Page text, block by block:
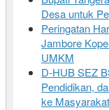
Desa untuk
Peringatan
Jambore
UMKM
D-HUB SEZ
Pendidikan,
ke Masyarakat